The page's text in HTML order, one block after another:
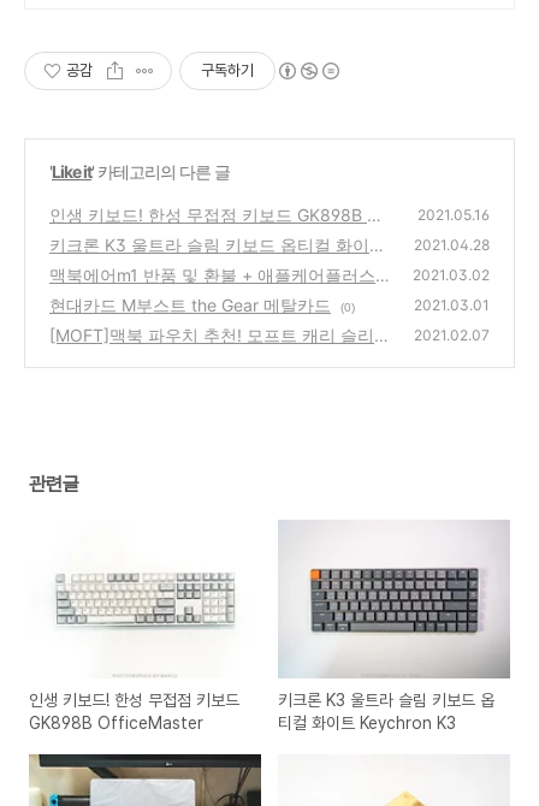
공감 구독하기
'Like it' 카테고리의 다른 글
인생 키보드! 한성 무접점 키보드 GK898B Off
iceMaster
(0)
2021.05.16
키크론 K3 울트라 슬림 키보드 옵티컬 화이트
Keychron K3
(0)
2021.04.28
맥북에어m1 반품 및 환불 + 애플케어플러스
구입 방법
(0)
2021.03.02
현대카드 M부스트 the Gear 메탈카드 (0) 2021.03.01
[MOFT]맥북 파우치 추천! 모프트 캐리 슬리브 2021.02.07
관련글
인생 키보드! 한성 무접점 키보드
GK898B OfficeMaster
키크론 K3 울트라 슬림 키보드 옵
티컬 화이트 Keychron K3